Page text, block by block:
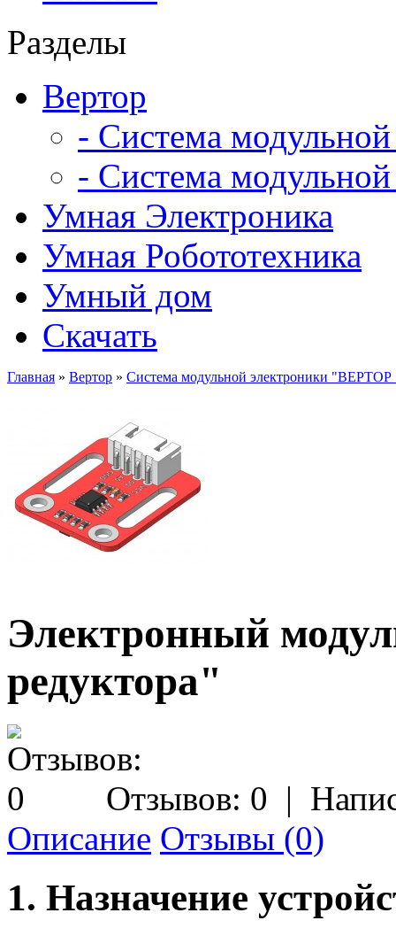
Разделы
Вертор
- Система
- Система
Умная Электроника
Умная Робототехника
Умный дом
Скачать
Главная » Вертор » Система модульной электроники "ВЕРТОР
Электронный
редуктора"
Отзывов: 0 |
Описание Отзывы (0)
1. Назначение